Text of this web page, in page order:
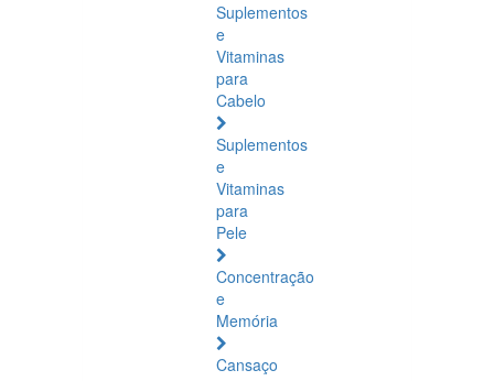
Suplementos
e
Vitaminas
para
Cabelo
Suplementos
e
Vitaminas
para
Pele
Concentração
e
Memória
Cansaço